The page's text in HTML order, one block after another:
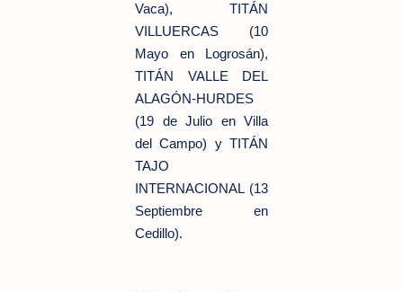
Vaca), TITÁN
VILLUERCAS (10
Mayo en Logrosán),
TITÁN VALLE DEL
ALAGÓN-HURDES
(19 de Julio en Villa
del Campo) y TITÁN
TAJO
INTERNACIONAL (13
Septiembre en
Cedillo).